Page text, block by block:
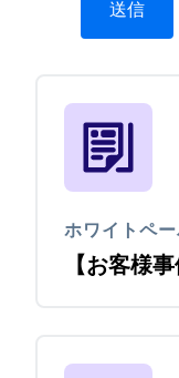
ホワイトペ
【お客様